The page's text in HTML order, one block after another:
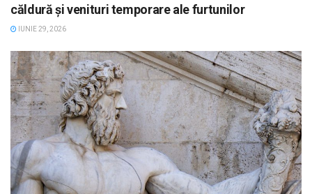
căldură și venituri temporare ale furtunilor
IUNIE 29, 2026